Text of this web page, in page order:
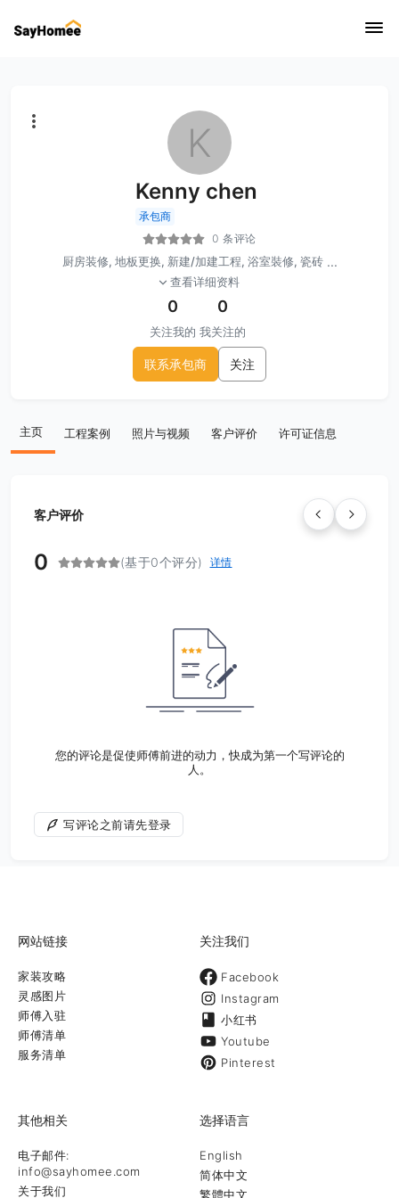
K
Kenny chen
承包商
0 条评论
厨房装修, 地板更换, 新建/加建工程, 浴室裝修, 瓷砖 ...
查看详细资料
0
关注我的
0
我关注的
联系承包商 关注
主页 工程案例 照片与视频 客户评价 许可证信息
客户评价
0 (基于0个评分) 详情
您的评论是促使师傅前进的动力，快成为第一个写评论的
人。
写评论之前请先登录
网站链接
家装攻略
灵感图片
师傅入驻
师傅清单
服务清单
关注我们
Facebook
Instagram
小红书
Youtube
Pinterest
其他相关
电子邮件:
info@sayhomee.com
关于我们
选择语言
English
简体中文
繁體中文